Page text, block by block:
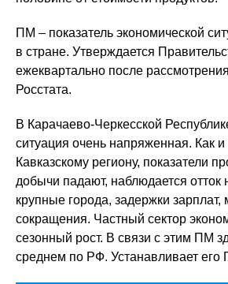
ПМ – показатель экономической
в стране. Утверждается
ежеквартально после
Росстата.
В Карачаево-Черкесской
ситуация очень напряженная. Как
Кавказскому региону, показатели
добычи падают, наблюдается отток
крупные города, задержки
сокращения. Частный сектор
сезонный рост. В связи с этим ПМ
среднем по РФ. Устанавливает его